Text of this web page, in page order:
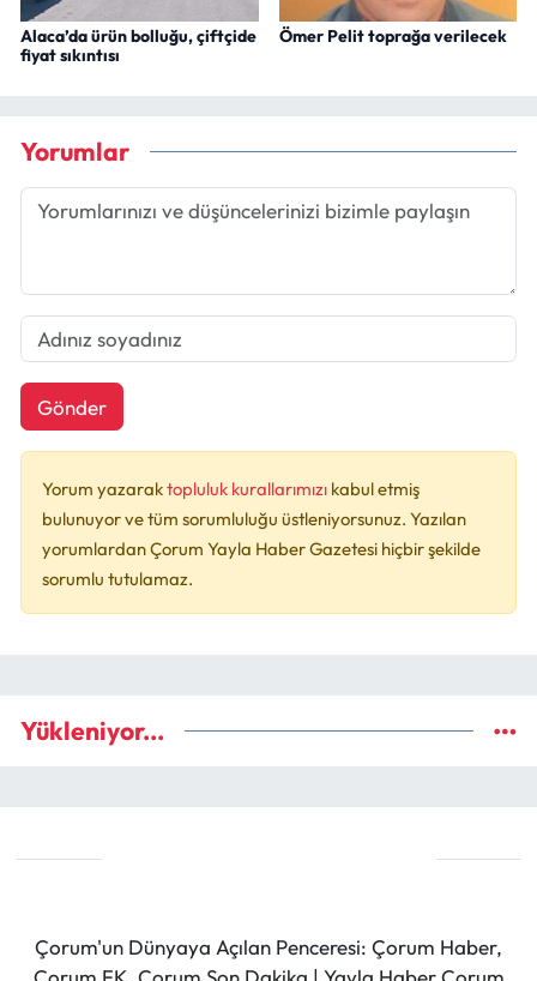
Alaca’da ürün bolluğu, çiftçide
fiyat sıkıntısı
Ömer Pelit toprağa verilecek
Yorumlar
Gönder
Yorum yazaraktopluluk kurallarımızı kabul etmiş
bulunuyor ve tüm sorumluluğu üstleniyorsunuz. Yazılan
yorumlardan Çorum Yayla Haber Gazetesi hiçbir şekilde
sorumlu tutulamaz.
Yükleniyor...
Çorum'un Dünyaya Açılan Penceresi: Çorum Haber,